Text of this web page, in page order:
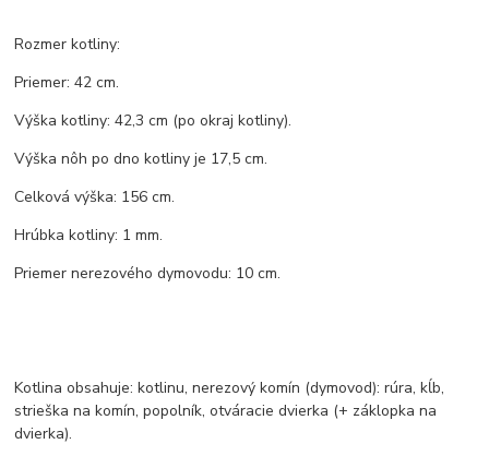
Rozmer kotliny:
Priemer: 42 cm.
Výška kotliny: 42,3 cm (po okraj kotliny).
Výška nôh po dno kotliny je 17,5 cm.
Celková výška: 156 cm.
Hrúbka kotliny: 1 mm.
Priemer nerezového dymovodu: 10 cm.
Kotlina obsahuje: kotlinu, nerezový komín (dymovod): rúra, kĺb,
strieška na komín, popolník, otváracie dvierka (+ záklopka na
dvierka).